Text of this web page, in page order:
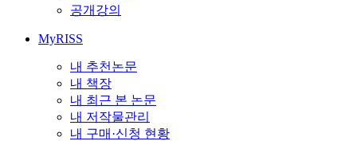
공개강의
MyRISS
내 추천논문
내 책장
내 최근 본 논문
내 저작물관리
내 구매·신청 현황